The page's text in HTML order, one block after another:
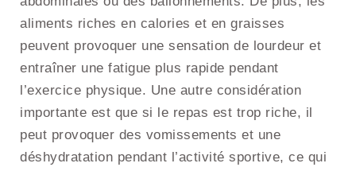
aliments riches en calories et en graisses
peuvent provoquer une sensation de lourdeur et
entraîner une fatigue plus rapide pendant
l’exercice physique. Une autre considération
importante est que si le repas est trop riche, il
peut provoquer des vomissements et une
déshydratation pendant l’activité sportive, ce qui